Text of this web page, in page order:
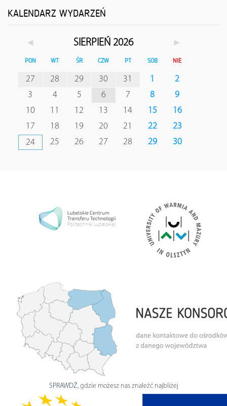
KALENDARZ WYDARZEŃ
◄ SIERPIEŃ 2026 ►
PON WT ŚR CZW PT SOB NIE
27 28 29 30 31 1
2
3
4 5 6 7 8
9
10
11 12 13 14 15
16
17
18 19 20 21 22
23
24
25 26 27 28 29 30
SPRAWDŹ, gdzie możesz nas znaleźć najbliżej